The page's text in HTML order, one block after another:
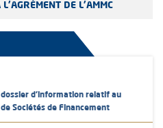
L'AGRÉMENT DE L'AMMC
d’information relatif au
Sociétés de Financement